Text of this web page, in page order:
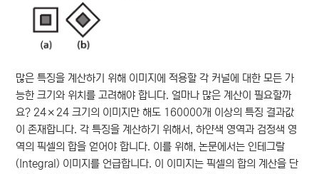
많은 특징을 계산하기 위해 이미지에 적용할 각 커널에 대한 모든 가
능한 크기와 위치를 고려해야 합니다. 얼마나 많은 계산이 필요할까
요? 24×24 크기의 이미지만 해도 160000개 이상의 특징 결과값
이 존재합니다. 각 특징을 계산하기 위해서, 하얀색 영역과 검정색 영
역의 픽셀의 합을 얻어야 합니다. 이를 위해, 논문에서는 인테그랄
(Integral) 이미지를 언급합니다. 이 이미지는 픽셀의 합의 계산을 단